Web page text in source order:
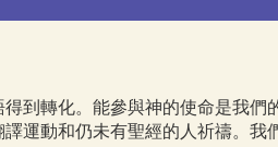
到轉化。能參與神的使命是我們
運動和仍未有聖經的人祈禱。我